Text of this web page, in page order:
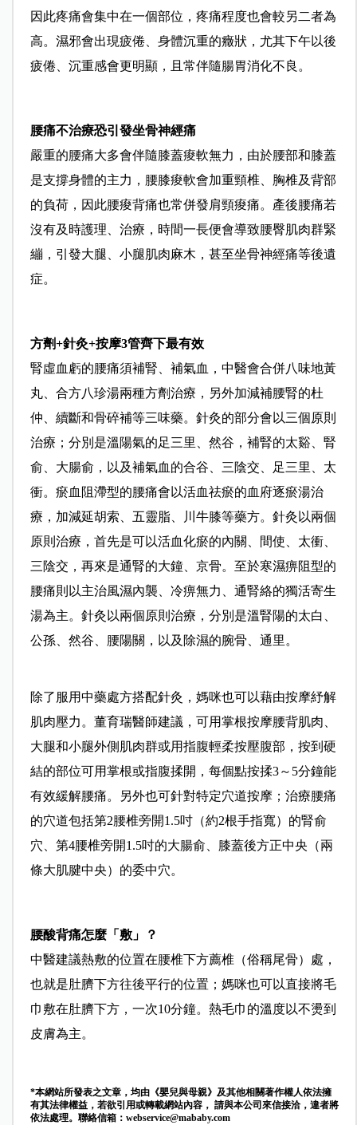
因此疼痛會集中在一個部位，疼痛程度也會較另二者為
高。濕邪會出現疲倦、身體沉重的癥狀，尤其下午以後
疲倦、沉重感會更明顯，且常伴隨腸胃消化不良。
腰痛不治療恐引發坐骨神經痛
嚴重的腰痛大多會伴隨膝蓋痠軟無力，由於腰部和膝蓋
是支撐身體的主力，腰膝痠軟會加重頸椎、胸椎及背部
的負荷，因此腰痠背痛也常併發肩頸痠痛。產後腰痛若
沒有及時護理、治療，時間一長便會導致腰臀肌肉群緊
繃，引發大腿、小腿肌肉麻木，甚至坐骨神經痛等後遺
症。
方劑+針灸+按摩3管齊下最有效
腎虛血虧的腰痛須補腎、補氣血，中醫會合併八味地黃
丸、合方八珍湯兩種方劑治療，另外加減補腰腎的杜
仲、續斷和骨碎補等三味藥。針灸的部分會以三個原則
治療；分別是溫陽氣的足三里、然谷，補腎的太谿、腎
俞、大腸俞，以及補氣血的合谷、三陰交、足三里、太
衝。瘀血阻滯型的腰痛會以活血祛瘀的血府逐瘀湯治
療，加減延胡索、五靈脂、川牛膝等藥方。針灸以兩個
原則治療，首先是可以活血化瘀的內關、間使、太衝、
三陰交，再來是通腎的大鐘、京骨。至於寒濕痹阻型的
腰痛則以主治風濕內襲 、冷痹無力、通腎絡的獨活寄生
湯為主。針灸以兩個原則治療，分別是溫腎陽的太白、
公孫、然谷、腰陽關，以及除濕的腕骨、通里。
除了服用中藥處方搭配針灸，媽咪也可以藉由按摩紓解
肌肉壓力。董育瑞醫師建議，可用掌根按摩腰背肌肉、
大腿和小腿外側肌肉群或用指腹輕柔按壓腹部，按到硬
結的部位可用掌根或指腹揉開，每個點按揉3～5分鐘能
有效緩解腰痛。另外也可針對特定穴道按摩；治療腰痛
的穴道包括第2腰椎旁開1.5吋（約2根手指寬）的腎俞
穴、第4腰椎旁開1.5吋的大腸俞、膝蓋後方正中央（兩
條大肌腱中央）的委中穴。
腰酸背痛怎麼「敷」？
中醫建議熱敷的位置在腰椎下方薦椎（俗稱尾骨）處，
也就是肚臍下方往後平行的位置；媽咪也可以直接將毛
巾敷在肚臍下方，一次10分鐘。熱毛巾的溫度以不燙到
皮膚為主。
*本網站所發表之文章，均由《嬰兒與母親》及其他相關著作權人依法擁
有其法律權益，若欲引用或轉載網站內容， 請與本公司來信接洽，違者將
依法處理。聯絡信箱： webservice@mababy.com